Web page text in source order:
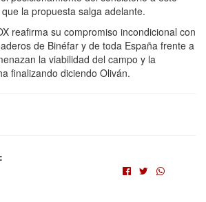
la propuesta salga adelante.
reafirma su compromiso incondicional con
de Binéfar y de toda España frente a
la viabilidad del campo y la
finalizando diciendo Oliván.